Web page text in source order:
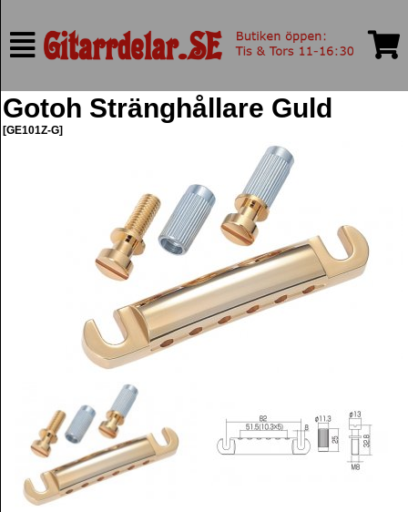
Gotoh Stränghållare Guld
[GE101Z-G]